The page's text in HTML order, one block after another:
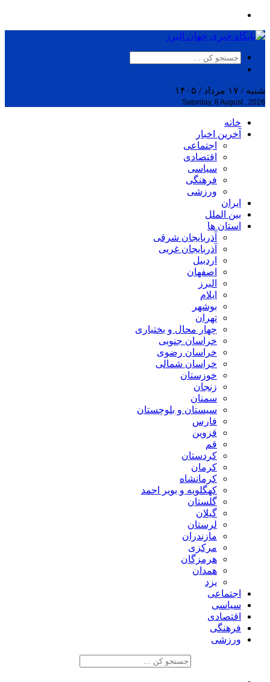
شنبه / ۱۷ مرداد / ۱۴۰۵
Saturday, 8 August , 2026
خانه
آخرین اخبار
اجتماعی
اقتصادی
سیاسی
فرهنگی
ورزشی
ایران
بین الملل
استان ها
آذربایجان شرقی
آذربایجان غربی
اردبیل
اصفهان
البرز
ایلام
بوشهر
تهران
چهار محال و بختیاری
خراسان جنوبی
خراسان رضوی
خراسان شمالی
خوزستان
زنجان
سمنان
سیستان و بلوچستان
فارس
قزوین
قم
کردستان
کرمان
کرمانشاه
کهگلویه و بویر احمد
گلستان
گیلان
لرستان
مازندران
مرکزی
هرمزگان
همدان
یزد
اجتماعی
سیاسی
اقتصادی
فرهنگی
ورزشی